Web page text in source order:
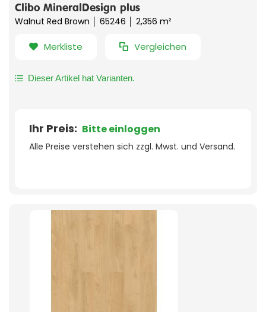
Clibo MineralDesign plus
Walnut Red Brown │ 65246 │ 2,356 m²
Merkliste Vergleichen
Dieser Artikel hat Varianten.
Ihr Preis: Bitte einloggen
Alle Preise verstehen sich zzgl. Mwst. und Versand.